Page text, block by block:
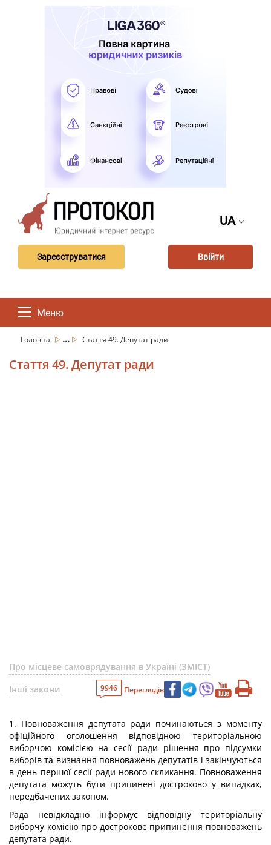
UA
Зареєструватися Ввійти
Меню
Головна ... Стаття 49. Депутат ради
Стаття 49. Депутат ради
Про місцеве самоврядування в Україні (ЗМІСТ)
Інші закони
9946 Переглядів
1. Повноваження депутата ради починаються з моменту
офіційного оголошення відповідною територіальною
виборчою комісією на сесії ради рішення про підсумки
виборів та визнання повноважень депутатів і закінчуються
в день першої сесії ради нового скликання. Повноваження
депутата можуть бути припинені достроково у випадках,
передбачених законом.
Рада невідкладно інформує відповідну територіальну
виборчу комісію про дострокове припинення повноважень
депутата ради.